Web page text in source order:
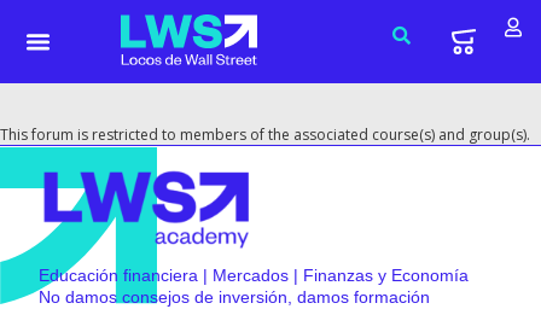
This forum is restricted to members of the associated course(s) and group(s).
Educación financiera | Mercados | Finanzas y Economía
No damos consejos de inversión, damos formación